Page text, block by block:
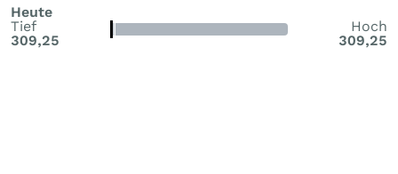
Heute
Tief
309,25
Hoch
309,25